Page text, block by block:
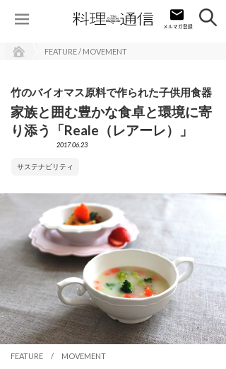
FEATURE / MOVEMENT
竹のバイオマス原料で作られた子供用食器
家族と囲む豊かな食卓と環境に寄
り添う「Reale（レアーレ）」
2017.06.23
サステナビリティ
FEATURE / MOVEMENT